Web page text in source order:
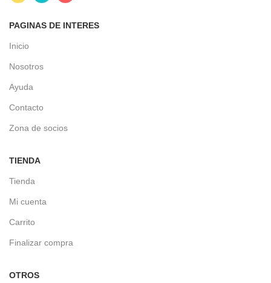
PAGINAS DE INTERES
Inicio
Nosotros
Ayuda
Contacto
Zona de socios
TIENDA
Tienda
Mi cuenta
Carrito
Finalizar compra
OTROS